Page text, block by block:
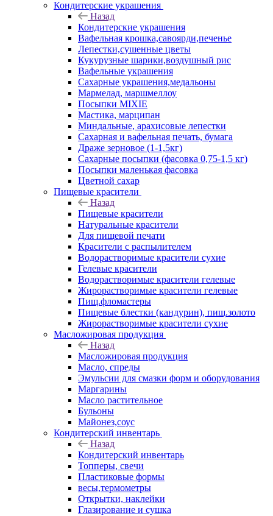
Кондитерские украшения
Назад
Кондитерские украшения
Вафельная крошка,савоярди,печенье
Лепестки,сушенные цветы
Кукурузные шарики,воздушный рис
Вафельные украшения
Сахарные украшения,медальоны
Мармелад, маршмеллоу
Посыпки MIXIE
Мастика, марципан
Миндальные, арахисовые лепестки
Сахарная и вафельная печать, бумага
Драже зерновое (1-1,5кг)
Сахарные посыпки (фасовка 0,75-1,5 кг)
Посыпки маленькая фасовка
Цветной сахар
Пищевые красители
Назад
Пищевые красители
Натуральные красители
Для пищевой печати
Красители с распылителем
Водорастворимые красители сухие
Гелевые красители
Водорастворимые красители гелевые
Жирорастворимые красители гелевые
Пищ.фломастеры
Пищевые блестки (кандурин), пищ.золото
Жирорастворимые красители сухие
Масложировая продукция
Назад
Масложировая продукция
Масло, спреды
Эмульсии для смазки форм и оборудования
Маргарины
Масло растительное
Бульоны
Майонез,соус
Кондитерский инвентарь
Назад
Кондитерский инвентарь
Топперы, свечи
Пластиковые формы
весы,термометры
Открытки, наклейки
Глазирование и сушка